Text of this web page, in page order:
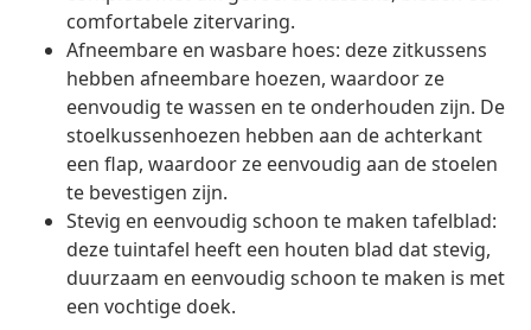
comfortabele zitervaring.
Afneembare en wasbare hoes: deze zitkussens
hebben afneembare hoezen, waardoor ze
eenvoudig te wassen en te onderhouden zijn. De
stoelkussenhoezen hebben aan de achterkant
een flap, waardoor ze eenvoudig aan de stoelen
te bevestigen zijn.
Stevig en eenvoudig schoon te maken tafelblad:
deze tuintafel heeft een houten blad dat stevig,
duurzaam en eenvoudig schoon te maken is met
een vochtige doek.